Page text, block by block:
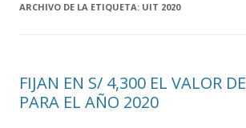
ARCHIVO DE LA ETIQUETA: UIT 2020
FIJAN EN S/ 4,300 EL VALOR
PARA EL AÑO 2020